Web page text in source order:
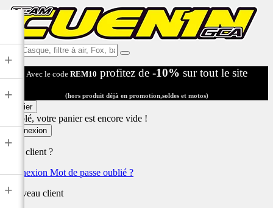
Ex:
Casque,
filtre
air,
Fox,
...
Avec le code REM10 profitez de -10% sur tout le site
(hors produit déjà en promotion,soldes et motos)
Panier
Désolé, votre panier est encore vide !
Connexion
Déjà client ?
Connexion Mot de passe oublié ?
Nouveau client
+
+
+
+